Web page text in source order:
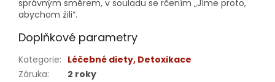
správným směrem, v souladu se rčením „Jíme proto,
abychom žili“.
Doplňkové parametry
Kategorie: Léčebné diety, Detoxikace
Záruka:
2 roky